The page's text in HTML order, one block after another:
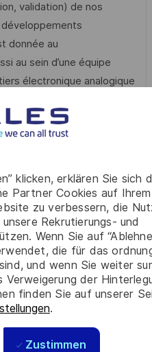
klicken, erklären Sie sich
Partner Cookies auf
zu verbessern, die
Rekrutierungs- und
Wenn Sie auf
die für das
und wenn Sie weiter
der
finden Sie auf unserer
.
Zustimmen
validation) de nos
développements
donnée au
au sein d’une équipe
électronique analogique
…).
associée.
technique robuste &
FPGA
experts dans ces
(électronique